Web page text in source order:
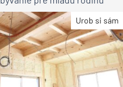
Urob si sám